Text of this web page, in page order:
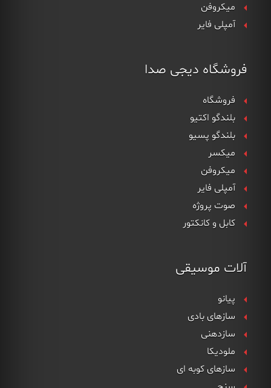
میکروفن
آمپلی فایر
فروشگاه دیجی صدا
فروشگاه
بلندگو اکتیو
بلندگو پسیو
میکسر
میکروفن
آمپلی فایر
صوت پروژه
کابل و کانکتور
آلات موسیقی
پیانو
سازهای بادی
سازدهنی
ملودیکا
سازهای کوبه ای